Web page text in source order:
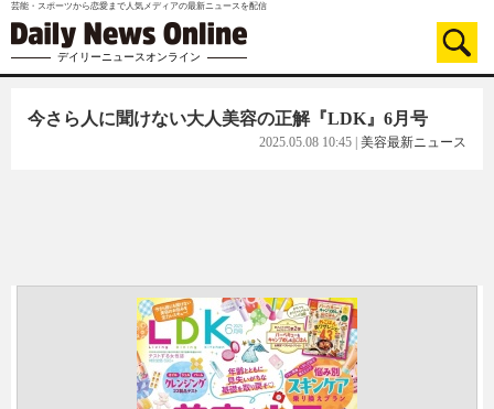
芸能・スポーツから恋愛まで人気メディアの最新ニュースを配信
デイリーニュースオンライン
今さら人に聞けない大人美容の正解『LDK』6月号
2025.05.08 10:45 美容最新ニュース